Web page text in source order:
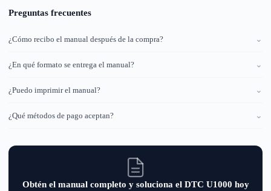
Preguntas frecuentes
¿Cómo recibo el manual después de la compra? ⌄
¿En qué formato se entrega el manual? ⌄
¿Puedo imprimir el manual? ⌄
¿Qué métodos de pago aceptan? ⌄
Obtén el manual completo y soluciona el DTC U1000 hoy